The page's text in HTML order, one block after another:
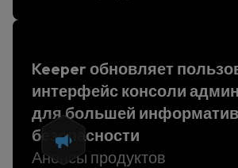
Keeper обновляет
интерфейс консоли
для большей
безопасности
Анонсы продуктов